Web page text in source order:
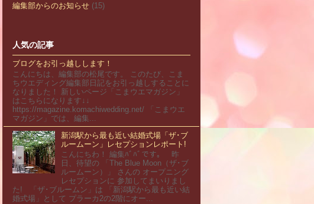
編集部からのお知らせ (15)
人気の記事
ブログをお引っ越しします！
こんにちは、編集部の松尾です。 このたび、こま
ちウエディング編集部日記をお引っ越しすることに
なりました！ 新しいページ「こまウエマガジン」
はこちらになります↓↓
https://magazine.komachiwedding.net/ 「こまウエ
マガジン」では、編集...
新潟駅から最も近い結婚式場「ザ･ブ
ルームーン」レセプションレポート!
こんにちわ！ 編集ﾊﾞﾊﾞです。 昨
日、待望の 「The Blue Moon（ザ･ブ
ルームーン）」 さんの オープニング
レセプションに 参加してまいりまし
た! 「ザ･ブルームン」は 「新潟駅から最も近い結
婚式場」として プラーカ2の2階にオー...